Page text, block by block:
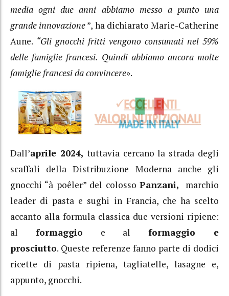
media ogni due anni abbiamo messo a punto una
grande innovazione”, ha dichiarato Marie-Catherine
Aune. “Gli gnocchi fritti vengono consumati nel 59%
delle famiglie francesi. Quindi abbiamo ancora molte
famiglie francesi da convincere».
Dall’aprile 2024, tuttavia cercano la strada degli
scaffali della Distribuzione Moderna anche gli
gnocchi “à poêler” del colossoPanzani, marchio
leader di pasta e sughi in Francia, che ha scelto
accanto alla formula classica due versioni ripiene:
al formaggio e alformaggio e
prosciutto. Queste referenze fanno parte di dodici
ricette di pasta ripiena, tagliatelle, lasagne e,
appunto, gnocchi.